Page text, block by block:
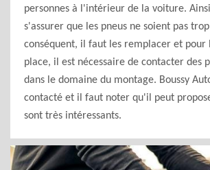
personnes à l'intérieur de la voiture.
s'assurer que les pneus ne soient pas
conséquent, il faut les remplacer et pour
place, il est nécessaire de contacter des
dans le domaine du montage. Boussy
contacté et il faut noter qu'il peut
sont très intéressants.